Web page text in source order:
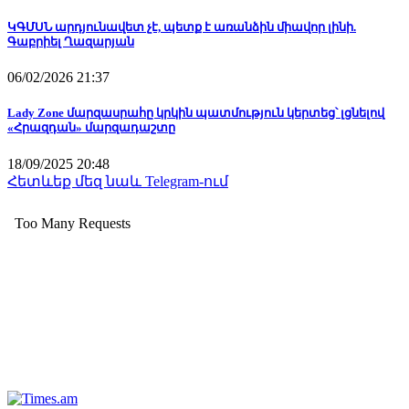
ԿԳՄՍՆ արդյունավետ չէ, պետք է առանձին միավոր լինի.
Գաբրիել Ղազարյան
06/02/2026 21:37
Lady Zone մարզասրահը կրկին պատմություն կերտեց՝ լցնելով
«Հրազդան» մարզադաշտը
18/09/2025 20:48
Հետևեք մեզ նաև Telegram-ում